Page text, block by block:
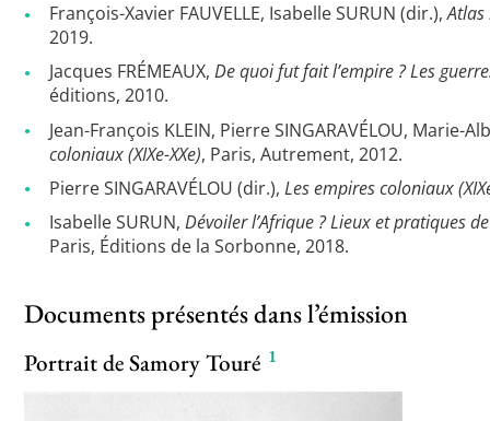
François-Xavier FAUVELLE, Isabelle SURUN (dir.),Atlas
2019.
Jacques FRÉMEAUX,De quoi fut fait l’empire ? Les
éditions, 2010.
Jean-François KLEIN, Pierre SINGARAVÉLOU, Marie-
coloniaux (XIXe-XXe), Paris, Autrement, 2012.
Pierre SINGARAVÉLOU (dir.),Les empires coloniaux
Isabelle SURUN,Dévoiler l’Afrique ? Lieux et pratiques
Paris, Éditions de la Sorbonne, 2018.
Documents présentés dans l’émission
Portrait de Samory Touré 1